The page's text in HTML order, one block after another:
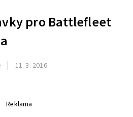
pro Battlefleet
11. 3. 2016
Reklama